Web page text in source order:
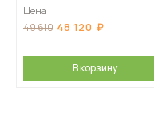
Цена
49 610 48 120
В корзину